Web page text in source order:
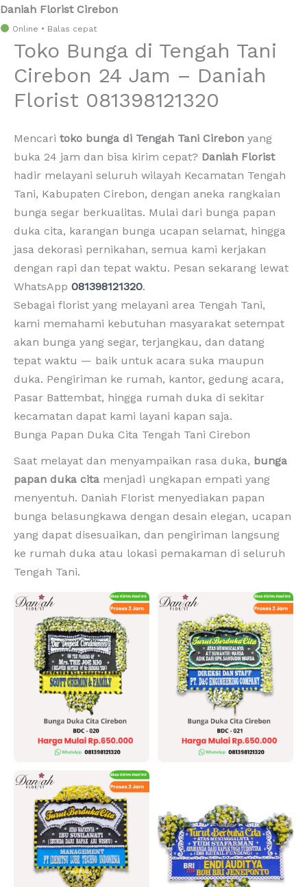
Daniah Florist Cirebon
Online • Balas cepatLewati
ke
konten
Toko Bunga di Tengah Tani
Cirebon 24 Jam – Daniah
Florist 081398121320
Mencari toko bunga di Tengah Tani Cirebon yang
buka 24 jam dan bisa kirim cepat? Daniah Florist
hadir melayani seluruh wilayah Kecamatan Tengah
Tani, Kabupaten Cirebon, dengan aneka rangkaian
bunga segar berkualitas. Mulai dari bunga papan
duka cita, karangan bunga ucapan selamat, hingga
jasa dekorasi pernikahan, semua kami kerjakan
dengan rapi dan tepat waktu. Pesan sekarang lewat
WhatsApp 081398121320.
Sebagai florist yang melayani area Tengah Tani,
kami memahami kebutuhan masyarakat setempat
akan bunga yang segar, terjangkau, dan datang
tepat waktu — baik untuk acara suka maupun
duka. Pengiriman ke rumah, kantor, gedung acara,
Pasar Battembat, hingga rumah duka di sekitar
kecamatan dapat kami layani kapan saja.
Bunga Papan Duka Cita Tengah Tani Cirebon
Saat melayat dan menyampaikan rasa duka, bunga
papan duka cita menjadi ungkapan empati yang
menyentuh. Daniah Florist menyediakan papan
bunga belasungkawa dengan desain elegan, ucapan
yang dapat disesuaikan, dan pengiriman langsung
ke rumah duka atau lokasi pemakaman di seluruh
Tengah Tani.